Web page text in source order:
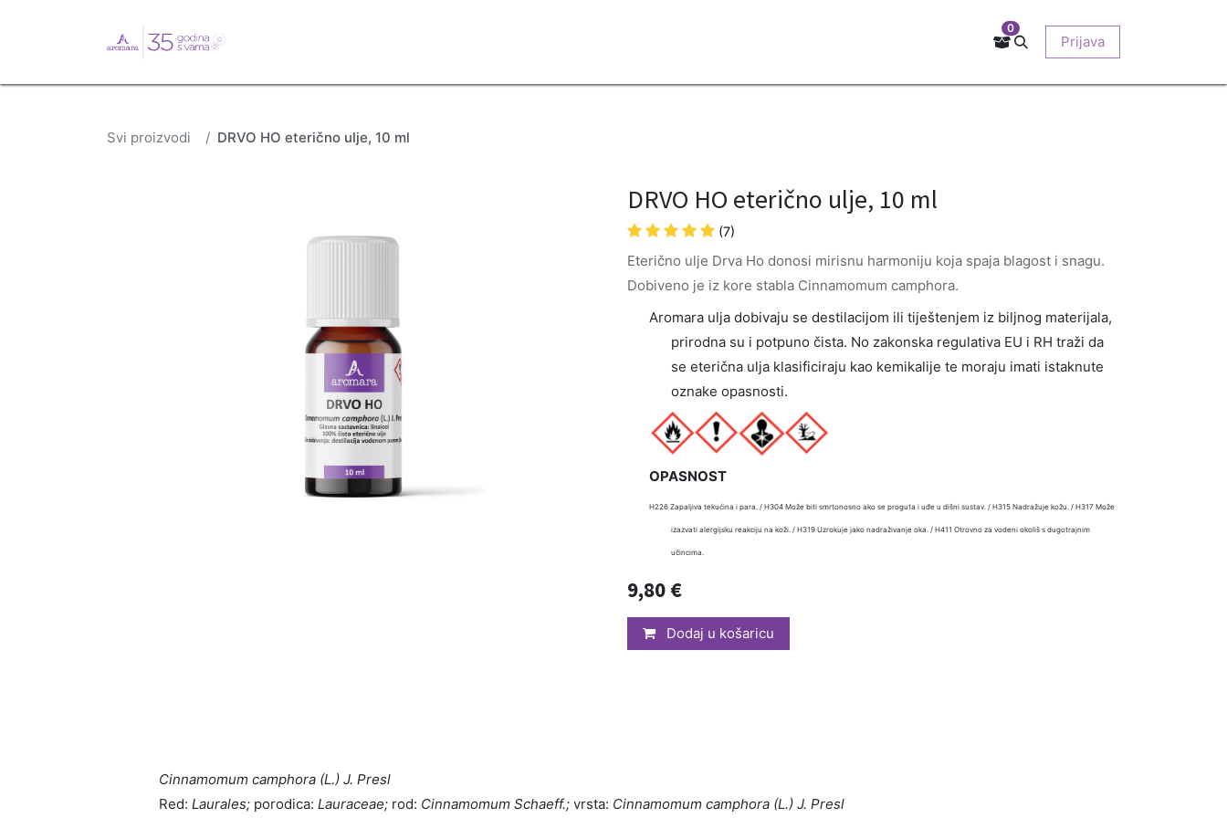
Prodajna mjesta EU-projekti
0
Prijava
Svi proizvodi DRVO HO eterično ulje, 10 ml
DRVO HO eterično ulje, 10 ml
(7)
Eterično ulje Drva Ho donosi mirisnu harmoniju koja spaja blagost i snagu.
Dobiveno je iz kore stabla Cinnamomum camphora.
Aromara ulja dobivaju se destilacijom ili tiještenjem iz biljnog materijala,
prirodna su i potpuno čista. No zakonska regulativa EU i RH traži da
se eterična ulja klasificiraju kao kemikalije te moraju imati istaknute
oznake opasnosti.
OPASNOST
H226 Zapaljiva tekućina i para. / H304 Može biti smrtonosno ako se proguta i uđe u dišni sustav. / H315 Nadražuje kožu. / H317 Može
izazvati alergijsku reakciju na koži. / H319 Uzrokuje jako nadraživanje oka. / H411 Otrovno za vodeni okoliš s dugotrajnim
učincima.
9,80 €
Dodaj u košaricu
Cinnamomum camphora (L.) J. Presl
Red: Laurales; porodica: Lauraceae; rod: Cinnamomum Schaeff.; vrsta: Cinnamomum camphora (L.) J. Presl